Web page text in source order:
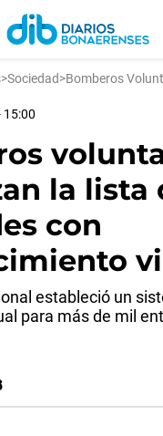
>Sociedad>Bomberos
15:00
la lista
con
estableció un
para más de mil